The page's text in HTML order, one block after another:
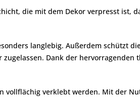
die mit dem Dekor verpresst ist,
langlebig. Außerdem schützt
Dank der
verklebt werden. Mit der